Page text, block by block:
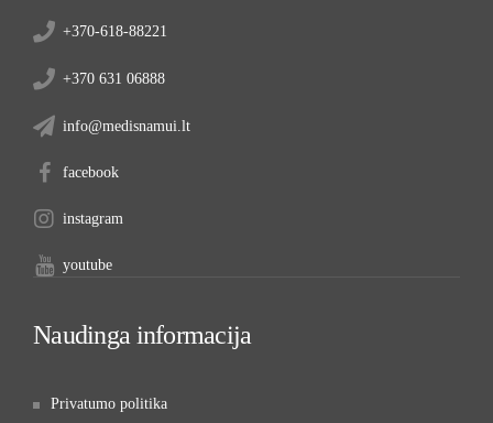
+370-618-88221
+370 631 06888
info@medisnamui.lt
facebook
instagram
youtube
Naudinga informacija
Privatumo politika